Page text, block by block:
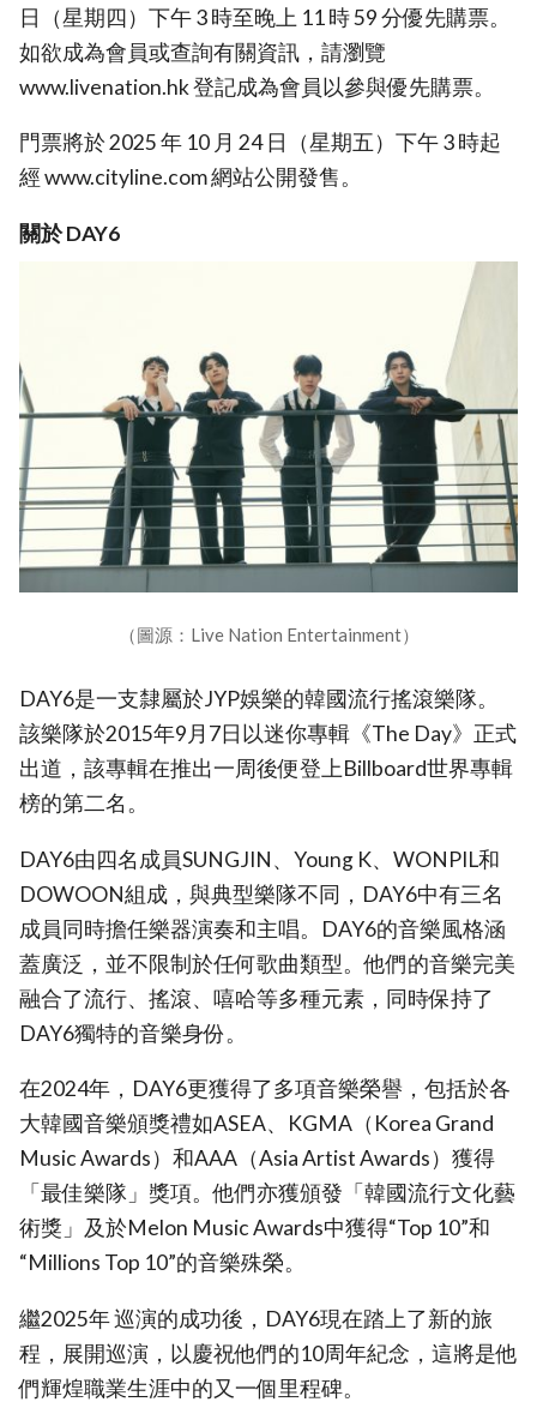
日（星期四）下午 3 時至晚上 11 時 59 分優先購票。
如欲成為會員或查詢有關資訊，請瀏覽
www.livenation.hk 登記成為會員以參與優先購票。
門票將於 2025 年 10 月 24 日（星期五）下午 3 時起
經 www.cityline.com 網站公開發售。
關於 DAY6
（圖源：Live Nation Entertainment）
DAY6是一支隸屬於JYP娛樂的韓國流行搖滾樂隊。
該樂隊於2015年9月7日以迷你專輯《The Day》正式
出道，該專輯在推出一周後便登上Billboard世界專輯
榜的第二名。
DAY6由四名成員SUNGJIN、Young K、WONPIL和
DOWOON組成，與典型樂隊不同，DAY6中有三名
成員同時擔任樂器演奏和主唱。DAY6的音樂風格涵
蓋廣泛，並不限制於任何歌曲類型。他們的音樂完美
融合了流行、搖滾、嘻哈等多種元素，同時保持了
DAY6獨特的音樂身份。
在2024年，DAY6更獲得了多項音樂榮譽，包括於各
大韓國音樂頒獎禮如ASEA、KGMA（Korea Grand
Music Awards）和AAA（Asia Artist Awards）獲得
「最佳樂隊」獎項。他們亦獲頒發「韓國流行文化藝
術獎」及於Melon Music Awards中獲得“Top 10”和
“Millions Top 10”的音樂殊榮。
繼2025年 巡演的成功後，DAY6現在踏上了新的旅
程，展開巡演，以慶祝他們的10周年紀念，這將是他
們輝煌職業生涯中的又一個里程碑。